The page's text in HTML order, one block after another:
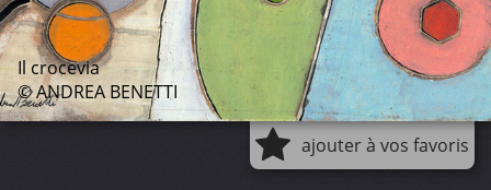
Il crocevia
© ANDREA BENETTI
ajouter à vos favoris